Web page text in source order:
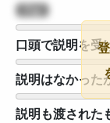
?
口頭で説明を受
説明はなかった
説明も渡された